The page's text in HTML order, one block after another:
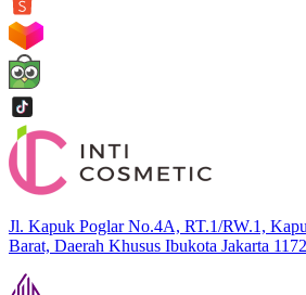
Jl. Kapuk Poglar No.4A, RT.1/RW.1,
Barat, Daerah Khusus Ibukota Jakarta